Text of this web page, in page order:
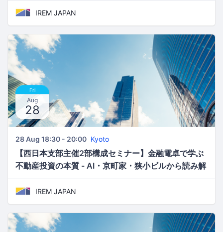
IREM JAPAN
Fri
Aug
28
28 Aug 18:30 - 20:00 Kyoto
【西日本支部主催2部構成セミナー】金融電卓で学ぶ
不動産投資の本質 - AI・京町家・狭小ビルから読み解
く京都の投資戦略 -
IREM JAPAN